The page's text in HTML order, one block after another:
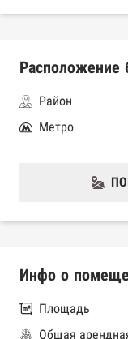
Расположение
Район
Метро
Инфо о
Площадь
Общая